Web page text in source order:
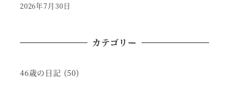
2026年7月30日
カテゴリー
46歳の日記 (50)